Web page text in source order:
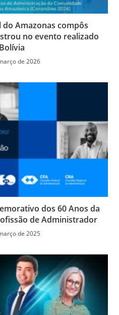
do Amazonas compôs
no evento realizado
de 2026
dos 60 Anos da
de Administrador
de 2025